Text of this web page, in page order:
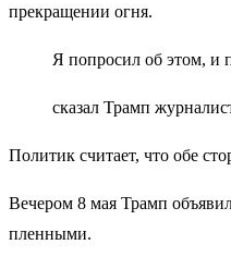
прекращении огня.
Я попросил об этом, и
сказал Трамп
Политик считает, что обе
Вечером 8 мая Трамп
пленными.